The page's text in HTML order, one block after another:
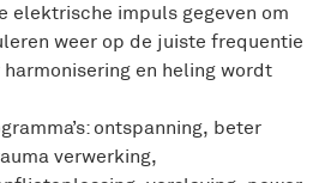
elektrische impuls gegeven om
weer op de juiste frequentie
en heling wordt
ontspanning, beter
verwerking,